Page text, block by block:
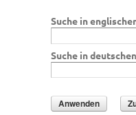
Suche in
Suche in